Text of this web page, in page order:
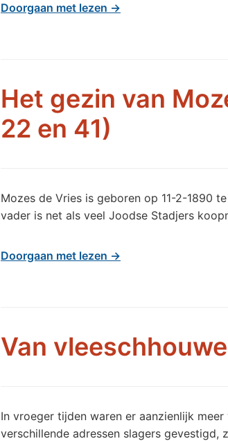
Doorgaan met lezen →
Het gezin van
22 en 41)
Mozes de Vries is geboren op 11-2-1890
vader is net als veel Joodse Stadjers
Doorgaan met lezen →
Van
In vroeger tijden waren er aanzienlijk
verschillende adressen slagers